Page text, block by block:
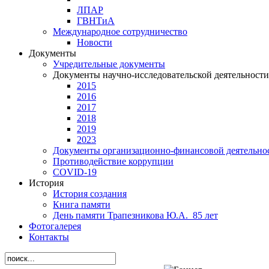
ЛПАР
ГВНТиА
Международное сотрудничество
Новости
Документы
Учредительные документы
Документы научно-исследовательской деятельности
2015
2016
2017
2018
2019
2023
Документы организационно-финансовой
Противодействие коррупции
СОVID-19
История
История создания
Книга памяти
День памяти Трапезникова Ю.А._85 лет
Фотогалерея
Контакты